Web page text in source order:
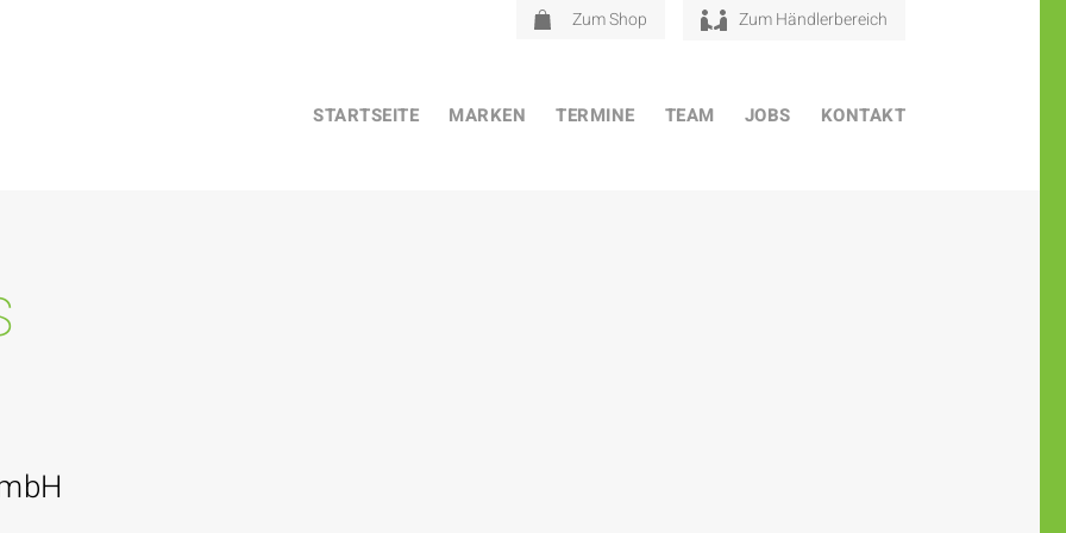
Zum Shop Zum Händlerbereich
STARTSEITE MARKEN TERMINE TEAM JOBS KONTAKT